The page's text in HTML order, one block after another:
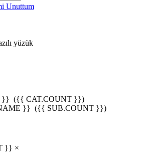
Unuttum
yüzük
}} ({{ CAT.COUNT }})
}} ({{ SUB.COUNT }})
}} ×